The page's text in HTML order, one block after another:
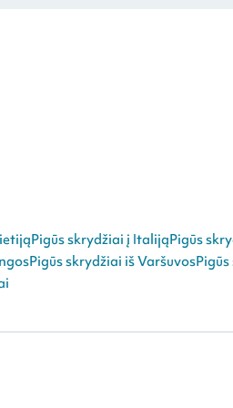
Pigūs skrydžiai į ItalijąPigūs
Pigūs skrydžiai iš Varšuvos